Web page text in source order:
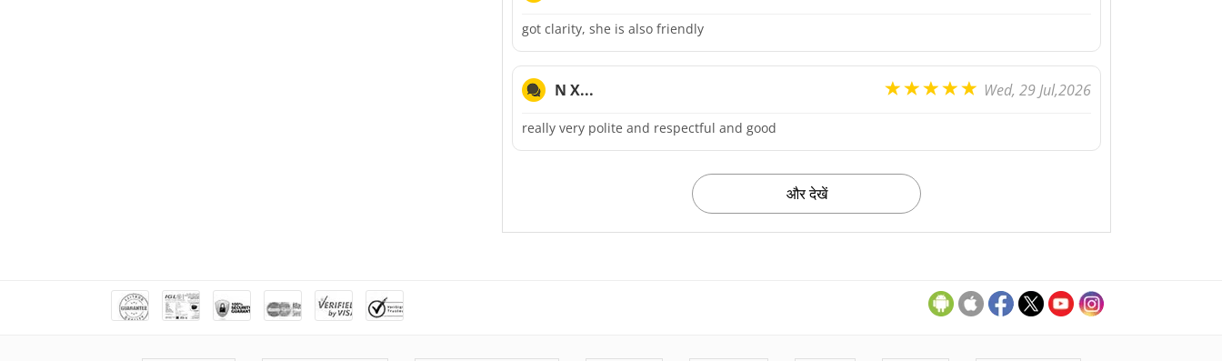
got clarity, she is also friendly
N X... Wed, 29 Jul,2026
really very polite and respectful and good
और देखें